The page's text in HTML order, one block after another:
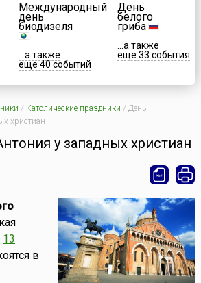
Международный
день
биодизеля
...а также
еще 40 событий
День
белого
гриба
...а также
еще 33 события
/ Католические праздники / День
христиан
у западных христиан
13
в